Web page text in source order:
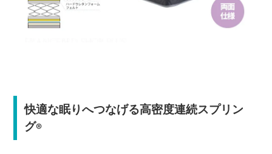
快適な眠りへつなげる高密度連続スプリン
グ®